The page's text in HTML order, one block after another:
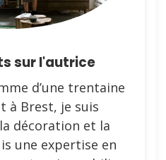
sur l'autrice
d’une trentaine
à Brest, je suis
décoration et la
une expertise en